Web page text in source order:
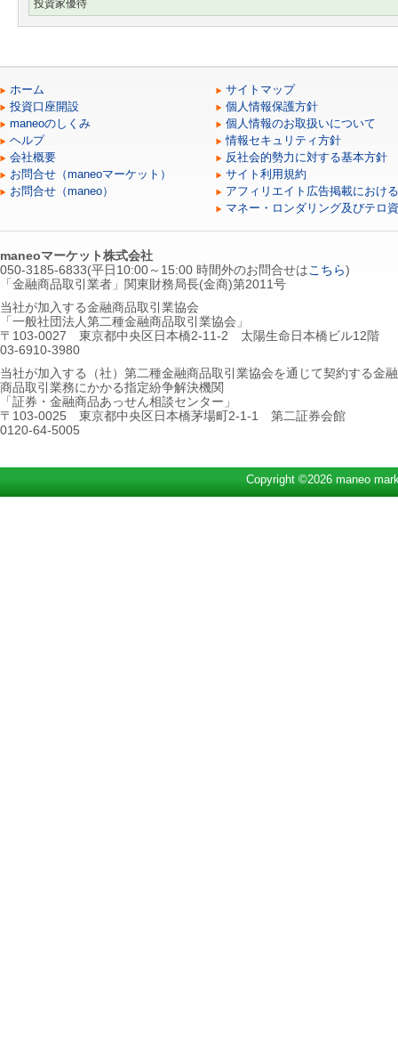
投資家優待
ホーム
投資口座開設
maneoのしくみ
ヘルプ
会社概要
お問合せ（maneoマーケット）
お問合せ（maneo）
サイトマップ
個人情報保護方針
個人情報のお取扱いについて
情報セキュリティ方針
反社会的勢力に対する基本方針
サイト利用規約
アフィリエイト広告掲載におけ
マネー・ロンダリング及びテロ
maneoマーケット株式会社
050-3185-6833(平日10:00～15:00 時間外のお問合せは こちら)
「金融商品取引業者」関東財務局長(金商)第2011号
当社が加入する金融商品取引業協会
「一般社団法人第二種金融商品取引業協会」
〒103-0027 東京都中央区日本橋2-11-2 太陽生命日本橋ビル12階
03-6910-3980
当社が加入する（社）第二種金融商品取引業協会を通じて契約する金融
商品取引業務にかかる指定紛争解決機関
「証券・金融商品あっせん相談センター」
〒103-0025 東京都中央区日本橋茅場町2-1-1 第二証券会館
0120-64-5005
Copyright ©2026 maneo